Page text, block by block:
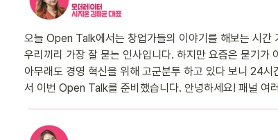
오늘 Open Talk에서는 창업가들의 이야기를 해보는 시간
우리끼리 가장 잘 묻는 인사입니다. 하지만 요즘은 묻기가
아무래도 경영 혁신을 위해 고군분투 하고 있다 보니 24
서 이번 Open Talk를 준비했습니다. 안녕하세요! 패널 여